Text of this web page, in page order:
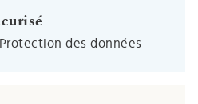
des données